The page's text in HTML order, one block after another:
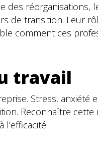
des
de transition. Leur
comment ces
travail
Stress,
Reconnaître